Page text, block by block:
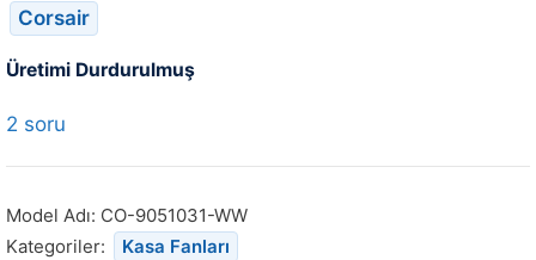
Corsair
Üretimi Durdurulmuş
2 soru
Model Adı: CO-9051031-WW
Kategoriler:
Kasa Fanları